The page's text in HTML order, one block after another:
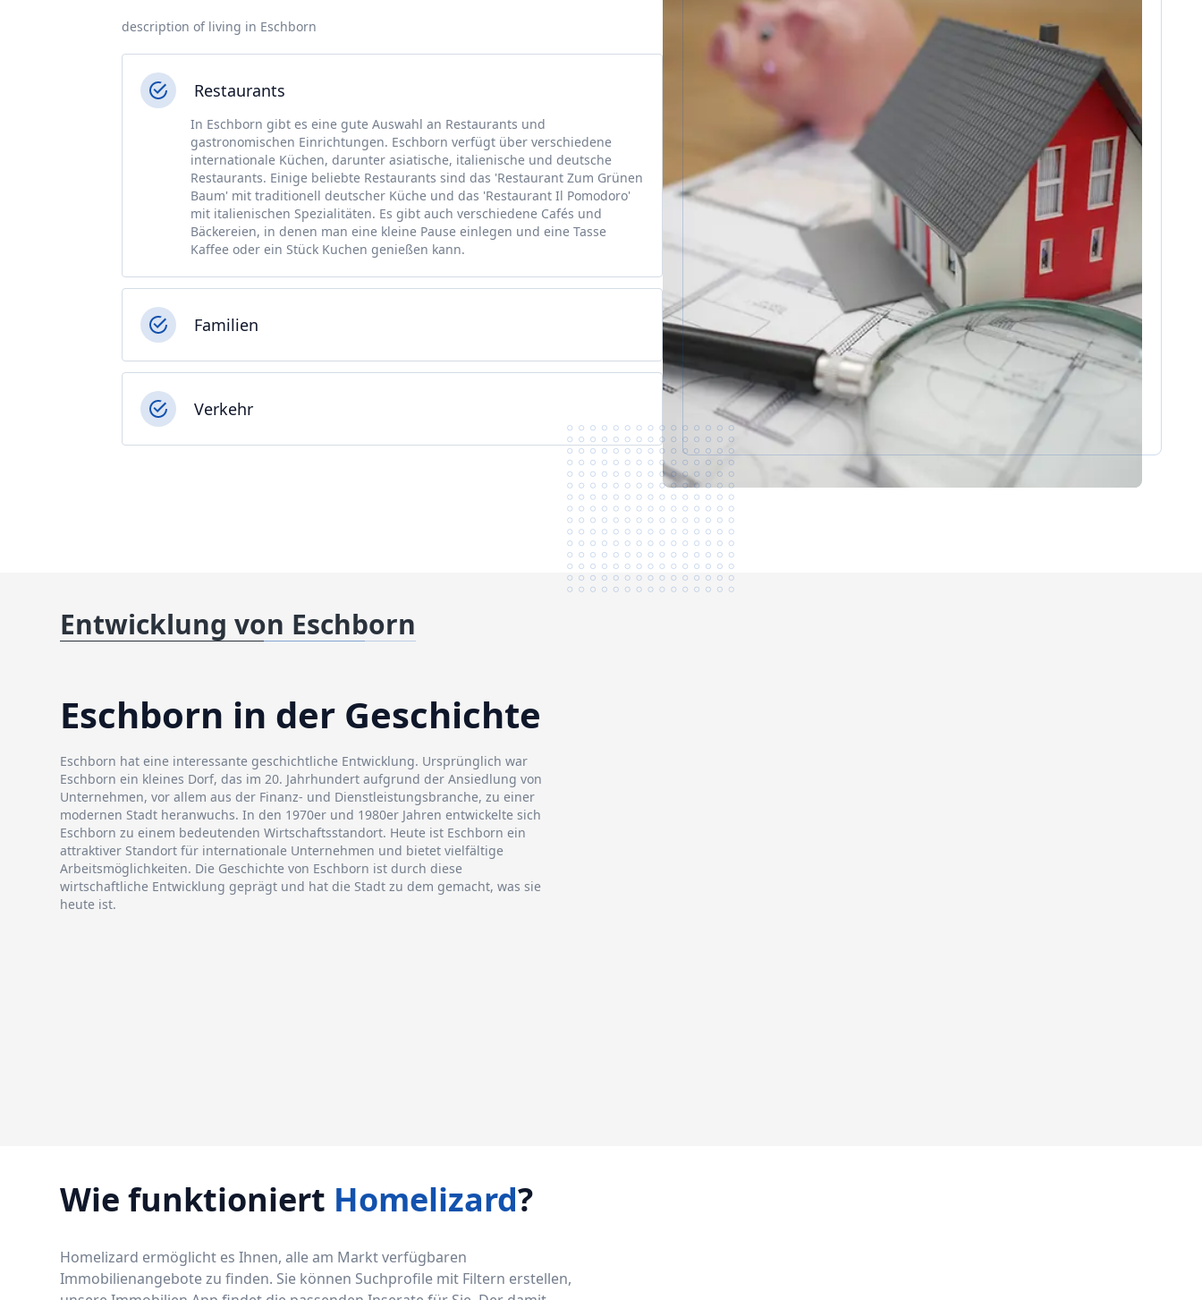
description of living in Eschborn
Restaurants
In Eschborn gibt es eine gute Auswahl an Restaurants und
gastronomischen Einrichtungen. Eschborn verfügt über verschiedene
internationale Küchen, darunter asiatische, italienische und deutsche
Restaurants. Einige beliebte Restaurants sind das 'Restaurant Zum Grünen
Baum' mit traditionell deutscher Küche und das 'Restaurant Il Pomodoro'
mit italienischen Spezialitäten. Es gibt auch verschiedene Cafés und
Bäckereien, in denen man eine kleine Pause einlegen und eine Tasse
Kaffee oder ein Stück Kuchen genießen kann.
Familien
Verkehr
Entwicklung von Eschborn
Eschborn in der Geschichte
Eschborn hat eine interessante geschichtliche Entwicklung. Ursprünglich war
Eschborn ein kleines Dorf, das im 20. Jahrhundert aufgrund der Ansiedlung von
Unternehmen, vor allem aus der Finanz- und Dienstleistungsbranche, zu einer
modernen Stadt heranwuchs. In den 1970er und 1980er Jahren entwickelte sich
Eschborn zu einem bedeutenden Wirtschaftsstandort. Heute ist Eschborn ein
attraktiver Standort für internationale Unternehmen und bietet vielfältige
Arbeitsmöglichkeiten. Die Geschichte von Eschborn ist durch diese
wirtschaftliche Entwicklung geprägt und hat die Stadt zu dem gemacht, was sie
heute ist.
Wie funktioniert Homelizard?
Homelizard ermöglicht es Ihnen, alle am Markt verfügbaren
Immobilienangebote zu finden. Sie können Suchprofile mit Filtern erstellen,